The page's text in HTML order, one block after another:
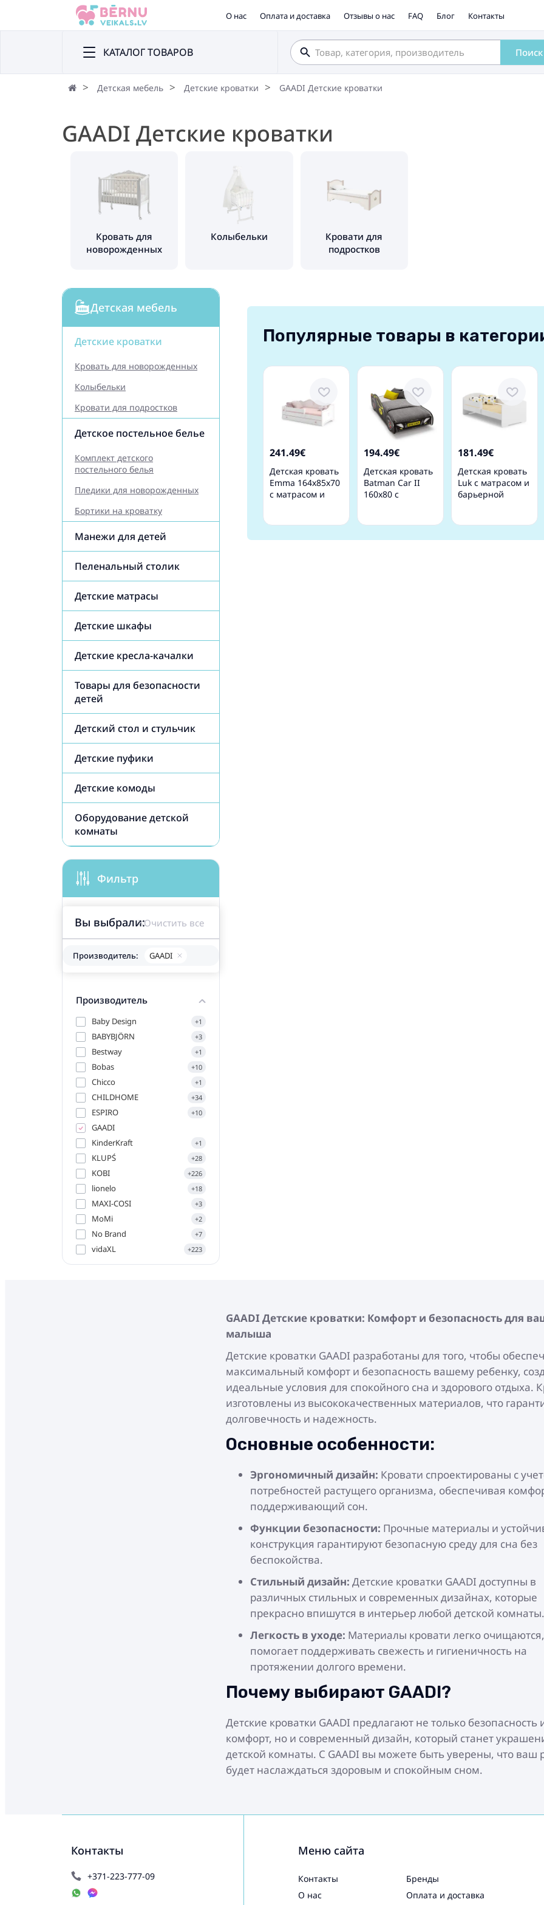
О нас Оплата и доставка Отзывы о нас FAQ Блог Контакты
КАТАЛОГ ТОВАРОВ Поиск
Детская мебель Детские кроватки GAADI Детские кроватки
GAADI Детские кроватки
Кровать для
новорожденных
Колыбельки
Кровати для
подростков
Детская мебель
Детские кроватки
Кровать для новорожденных
Колыбельки
Кровати для подростков
Детское постельное белье
Комплект детского
постельного белья
Пледики для новорожденных
Бортики на кроватку
Манежи для детей
Пеленальный столик
Детские матрасы
Детские шкафы
Детские кресла-качалки
Товары для безопасности
детей
Детский стол и стульчик
Детские пуфики
Детские комоды
Оборудование детской
комнаты
Фильтр
Вы выбрали:
Производитель: GAADI
Очистить все
Производитель
Baby Design +1
BABYBJÖRN +3
Bestway +1
Bobas +10
Chicco +1
CHILDHOME +34
ESPIRO +10
GAADI
KinderKraft
+1
KLUPŚ +28
KOBI +226
lionelo +18
MAXI-COSI +3
MoMi +2
No Brand +7
vidaXL +223
Популярные товары в
241.49€
Детская кровать
Emma 164x85x70
с матрасом и
194.49€
Детская кровать
Batman Car II
160x80 с
181.49€
Детская кровать
Luk с матрасом и
барьерной
GAADI Детские кроватки: Комфорт и безопасность для
малыша
Детские кроватки GAADI разработаны для того, чтобы
максимальный комфорт и безопасность вашему ребенку,
идеальные условия для спокойного сна и здорового отдыха.
изготовлены из высококачественных материалов, что
долговечность и надежность.
Основные особенности:
Эргономичный дизайн: Кровати спроектированы с
потребностей растущего организма, обеспечивая
поддерживающий сон.
Функции безопасности: Прочные материалы и
конструкция гарантируют безопасную среду для сна без
беспокойства.
Стильный дизайн: Детские кроватки GAADI доступны в
различных стильных и современных дизайнах, которые
прекрасно впишутся в интерьер любой детской комнаты.
Легкость в уходе: Материалы кровати легко
помогает поддерживать свежесть и гигиеничность на
протяжении долгого времени.
Почему выбирают GAADI?
Детские кроватки GAADI предлагают не только безопасность
комфорт, но и современный дизайн, который станет
детской комнаты. С GAADI вы можете быть уверены, что ваш
будет наслаждаться здоровым и спокойным сном.
Контакты
+371-223-777-09
Меню сайта
Контакты
О нас
Бренды
Оплата и доставка